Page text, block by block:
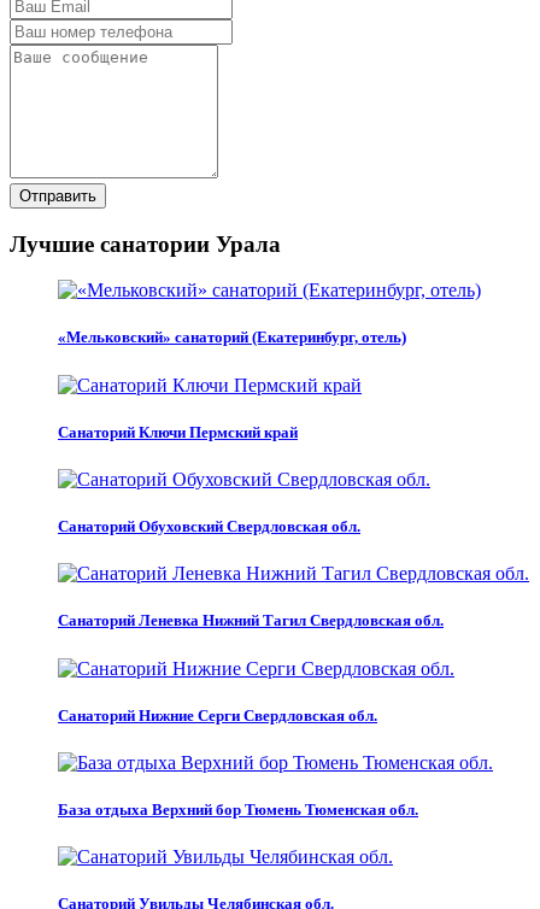
Отправить
Лучшие санатории Урала
«Мельковский» санаторий (Екатеринбург, отель)
Санаторий Ключи Пермский край
Санаторий Обуховский Свердловская обл.
Санаторий Леневка Нижний Тагил Свердловская обл.
Санаторий Нижние Серги Свердловская обл.
База отдыха Верхний бор Тюмень Тюменская обл.
Санаторий Увильды Челябинская обл.